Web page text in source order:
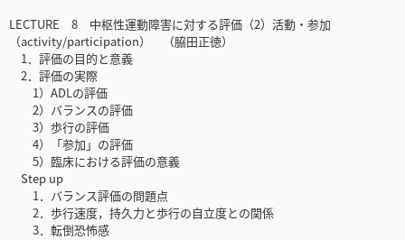
LECTURE 8 中枢性運動障害に対する評価（2）活動・参加
（activity/participation） （脇田正徳）
1．評価の目的と意義
2．評価の実際
1）ADLの評価
2）バランスの評価
3）歩行の評価
4）「参加」の評価
5）臨床における評価の意義
Step up
1．バランス評価の問題点
2．歩行速度，持久力と歩行の自立度との関係
3．転倒恐怖感